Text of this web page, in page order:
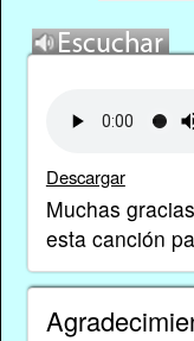
Descargar
Muchas
esta canción